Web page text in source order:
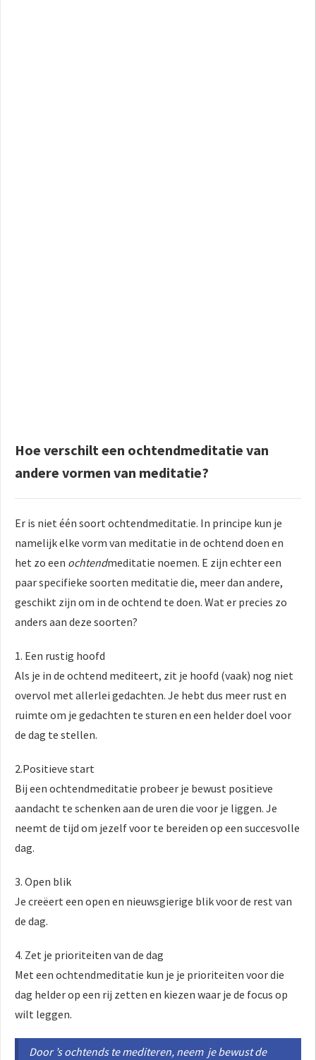
Hoe verschilt een ochtendmeditatie van
andere vormen van meditatie?
Er is niet één soort ochtendmeditatie. In principe kun je
namelijk elke vorm van meditatie in de ochtend doen en
het zo een ochtendmeditatie noemen. E zijn echter een
paar specifieke soorten meditatie die, meer dan andere,
geschikt zijn om in de ochtend te doen. Wat er precies zo
anders aan deze soorten?
1. Een rustig hoofd
Als je in de ochtend mediteert, zit je hoofd (vaak) nog niet
overvol met allerlei gedachten. Je hebt dus meer rust en
ruimte om je gedachten te sturen en een helder doel voor
de dag te stellen.
2.Positieve start
Bij een ochtendmeditatie probeer je bewust positieve
aandacht te schenken aan de uren die voor je liggen. Je
neemt de tijd om jezelf voor te bereiden op een succesvolle
dag.
3. Open blik
Je creëert een open en nieuwsgierige blik voor de rest van
de dag.
4. Zet je prioriteiten van de dag
Met een ochtendmeditatie kun je je prioriteiten voor die
dag helder op een rij zetten en kiezen waar je de focus op
wilt leggen.
Door ’s ochtends te mediteren, neem je bewust de